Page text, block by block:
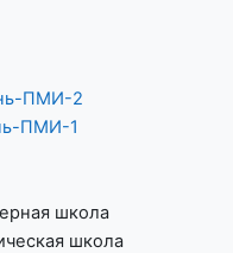
ПМИ-2
ПМИ-1
школа
школа